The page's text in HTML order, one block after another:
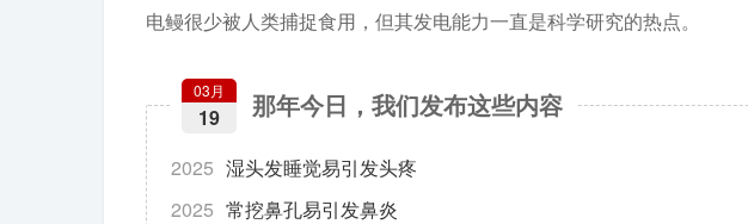
电鳗很少被人类捕捉食用，但其发电能力一直是科学研究的热点。
那年今日，我们发布这些内容
03月
19
2025 湿头发睡觉易引发头疼
2025 常挖鼻孔易引发鼻炎